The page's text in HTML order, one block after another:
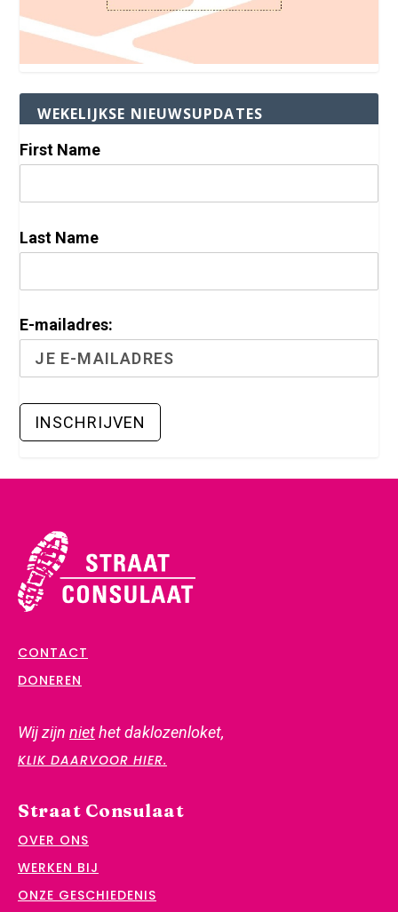
WEKELIJKSE NIEUWSUPDATES
First Name
Last Name
E-mailadres:
CONTACT
DONEREN
Wij zijn niethet daklozenloket,
KLIK DAARVOOR HIER.
Straat Consulaat
OVER ONS
WERKEN BIJ
ONZE GESCHIEDENIS